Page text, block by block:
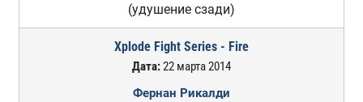
(удушение сзади)
Xplode Fight Series - Fire
Дата:22 марта 2014
Фернан Рикалди